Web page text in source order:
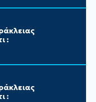
:
: